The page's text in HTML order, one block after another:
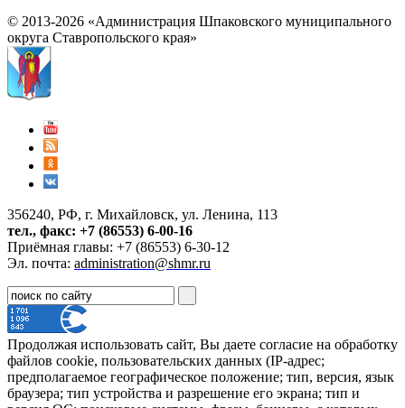
© 2013-2026 «Администрация Шпаковского муниципального
округа Ставропольского края»
356240, РФ, г. Михайловск, ул. Ленина, 113
тел., факс: +7 (86553) 6-00-16
Приёмная главы: +7 (86553) 6-30-12
Эл. почта: administration@shmr.ru
Продолжая использовать сайт, Вы даете согласие на обработку
файлов cookie, пользовательских данных (IP-адрес;
предполагаемое географическое положение; тип, версия, язык
браузера; тип устройства и разрешение его экрана; тип и